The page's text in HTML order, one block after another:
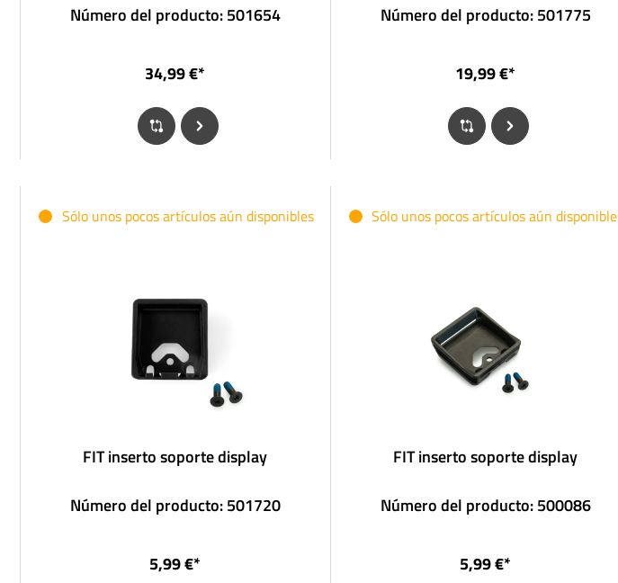
Número del producto: 501654
34,99 €*
Número del producto: 501775
19,99 €*
Sólo unos pocos artículos aún disponibles
FIT inserto soporte display
Número del producto: 501720
5,99 €*
Sólo unos pocos artículos aún
FIT inserto soporte display
Número del producto: 500086
5,99 €*